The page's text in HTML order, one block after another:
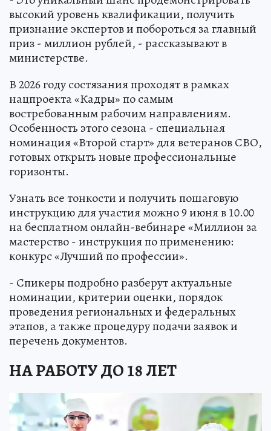
высокий уровень квалификации, получить
признание экспертов и побороться за главный
приз - миллион рублей, - рассказывают в
министерстве.
В 2026 году состязания проходят в рамках
нацпроекта «Кадры» по самым
востребованным рабочим направлениям.
Особенность этого сезона - специальная
номинация «Второй старт» для ветеранов СВО,
готовых открыть новые профессиональные
горизонты.
Узнать все тонкости и получить пошаговую
инструкцию для участия можно 9 июня в 10.00
на бесплатном онлайн-вебинаре «Миллион за
мастерство - инструкция по применению:
конкурс «Лучший по профессии».
- Спикеры подробно разберут актуальные
номинации, критерии оценки, порядок
проведения региональных и федеральных
этапов, а также процедуру подачи заявок и
перечень документов.
НА РАБОТУ ДО 18 ЛЕТ